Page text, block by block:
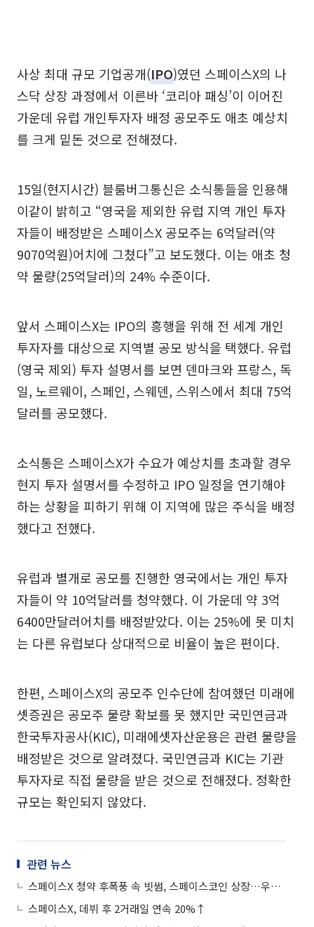
사상 최대 규모 기업공개(IPO)였던 스페이스X의 나
스닥 상장 과정에서 이른바 ‘코리아 패싱’이 이어진
가운데 유럽 개인투자자 배정 공모주도 애초 예상치
를 크게 밑돈 것으로 전해졌다.
15일(현지시간) 블룸버그통신은 소식통들을 인용해
이같이 밝히고 “영국을 제외한 유럽 지역 개인 투자
자들이 배정받은 스페이스X 공모주는 6억달러(약
9070억원)어치에 그쳤다”고 보도했다. 이는 애초 청
약 물량(25억달러)의 24% 수준이다.
앞서 스페이스X는 IPO의 흥행을 위해 전 세계 개인
투자자를 대상으로 지역별 공모 방식을 택했다. 유럽
(영국 제외) 투자 설명서를 보면 덴마크와 프랑스, 독
일, 노르웨이, 스페인, 스웨덴, 스위스에서 최대 75억
달러를 공모했다.
소식통은 스페이스X가 수요가 예상치를 초과할 경우
현지 투자 설명서를 수정하고 IPO 일정을 연기해야
하는 상황을 피하기 위해 이 지역에 많은 주식을 배정
했다고 전했다.
유럽과 별개로 공모를 진행한 영국에서는 개인 투자
자들이 약 10억달러를 청약했다. 이 가운데 약 3억
6400만달러어치를 배정받았다. 이는 25%에 못 미치
는 다른 유럽보다 상대적으로 비율이 높은 편이다.
한편, 스페이스X의 공모주 인수단에 참여했던 미래에
셋증권은 공모주 물량 확보를 못 했지만 국민연금과
한국투자공사(KIC), 미래에셋자산운용은 관련 물량을
배정받은 것으로 알려졌다. 국민연금과 KIC는 기관
투자자로 직접 물량을 받은 것으로 전해졌다. 정확한
규모는 확인되지 않았다.
관련 뉴스
스페이스X 청약 후폭풍 속 빗썸, 스페이스코인 상장…우주 테마 코인 주목
스페이스X, 데뷔 후 2거래일 연속 20%↑